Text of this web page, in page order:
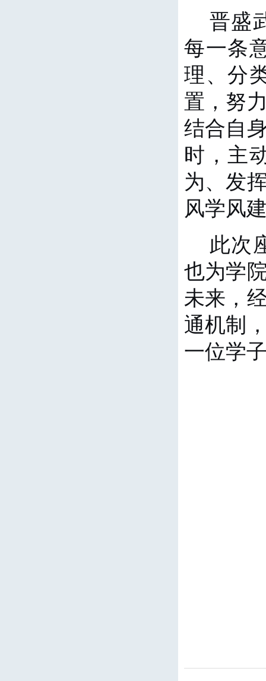
晋盛
每一条
理、分
置，努
结合自
时，主
为、发
风学风
此次
也为学
未来，
通机制
一位学